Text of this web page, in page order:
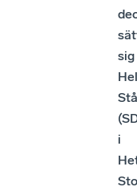
sig
i